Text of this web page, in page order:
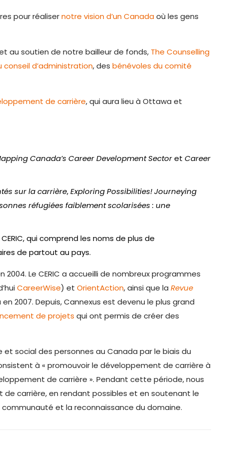
pour réalisernotre vision d’un Canadaoù les gens
au soutien de notre bailleur de fonds, The Counselling
conseil d’administration, desbénévoles du comité
de carrière, qui aura lieu à Ottawa et
Canada’s Career Development SectoretCareer
sur la carrière,Exploring Possibilities! Journeying
réfugiées faiblement scolarisées : une
qui comprend les noms de plus de
de partout au pays.
Le CERIC a accueilli de nombreux programmes
CareerWise) etOrientAction, ainsi que laRevue
2007. Depuis, Cannexus est devenu le plus grand
de projets qui ont permis de créer des
et social des personnes au Canada par le biais du
à « promouvoir le développement de carrière à
de carrière ». Pendant cette période, nous
carrière, en rendant possibles et en soutenant le
et la reconnaissance du domaine.